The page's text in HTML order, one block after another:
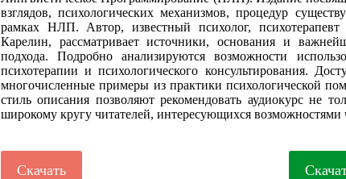
взглядов, психологических механизмов, процедур
рамках НЛП. Автор, известный психолог,
Карелин, рассматривает источники, основания и
подхода. Подробно анализируются возможности
психотерапии и психологического консультирования.
многочисленные примеры из практики психологической
стиль описания позволяют рекомендовать аудиокурс не
широкому кругу читателей, интересующихся возможностями
Скачать